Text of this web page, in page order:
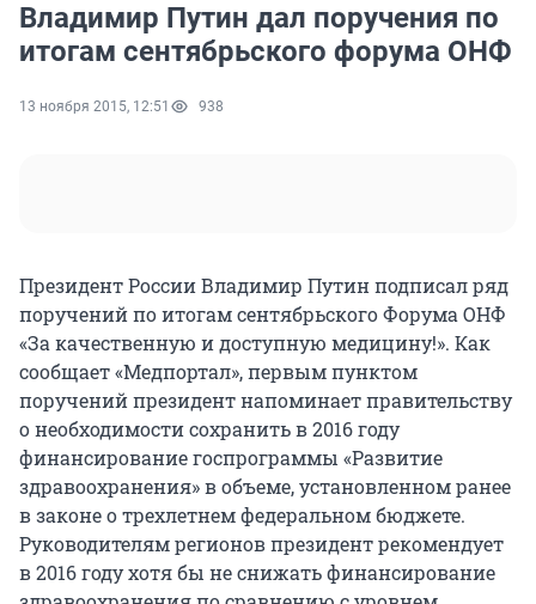
Владимир Путин дал поручения по
итогам сентябрьского форума ОНФ
13 ноября 2015, 12:51 938
Президент России Владимир Путин подписал ряд
поручений по итогам сентябрьского Форума ОНФ
«За качественную и доступную медицину!». Как
сообщает «Медпортал», первым пунктом
поручений президент напоминает правительству
о необходимости сохранить в 2016 году
финансирование госпрограммы «Развитие
здравоохранения» в объеме, установленном ранее
в законе о трехлетнем федеральном бюджете.
Руководителям регионов президент рекомендует
в 2016 году хотя бы не снижать финансирование